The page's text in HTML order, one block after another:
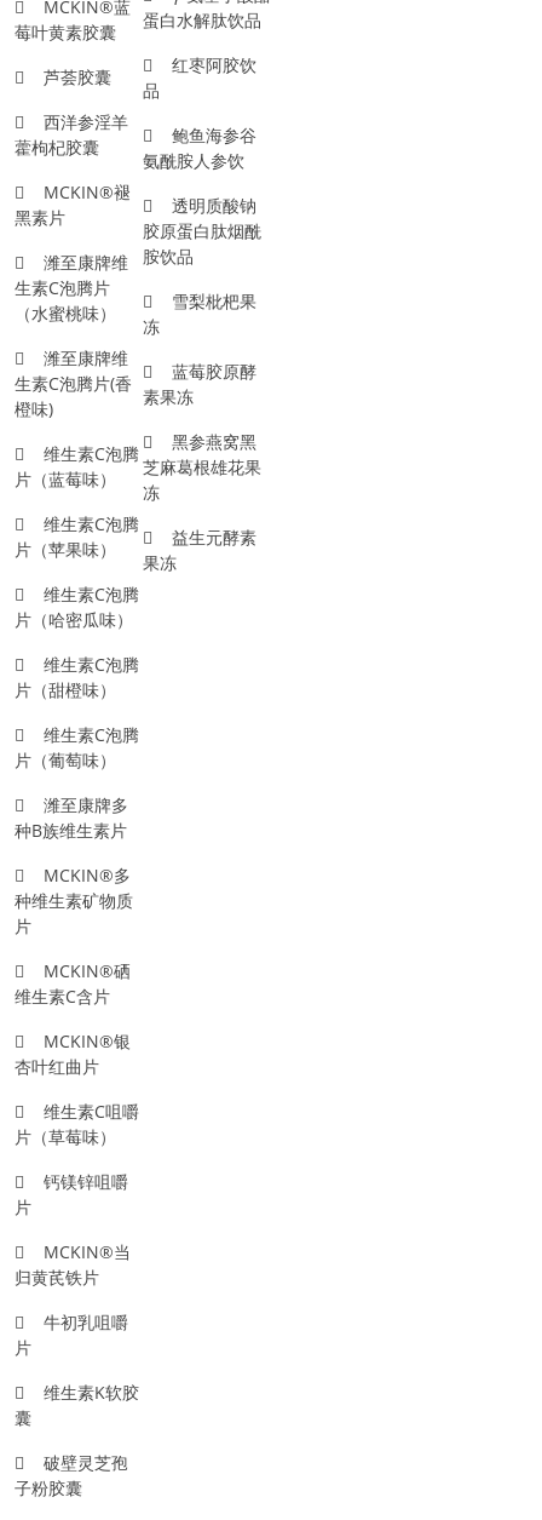
MCKIN®蓝
莓叶黄素胶囊
芦荟胶囊
西洋参淫羊
藿枸杞胶囊
MCKIN®褪
黑素片
潍至康牌维
生素C泡腾片
（水蜜桃味）
潍至康牌维
生素C泡腾片(香
橙味)
维生素C泡腾
片（蓝莓味）
维生素C泡腾
片（苹果味）
维生素C泡腾
片（哈密瓜味）
维生素C泡腾
片（甜橙味）
维生素C泡腾
片（葡萄味）
潍至康牌多
种B族维生素片
MCKIN®多
种维生素矿物质
片
MCKIN®硒
维生素C含片
MCKIN®银
杏叶红曲片
维生素C咀嚼
片（草莓味）
钙镁锌咀嚼
片
MCKIN®当
归黄芪铁片
牛初乳咀嚼
片
维生素K软胶
囊
破壁灵芝孢
子粉胶囊
蛋白水解肽饮品
红枣阿胶饮
品
鲍鱼海参谷
氨酰胺人参饮
透明质酸钠
胶原蛋白肽烟酰
胺饮品
雪梨枇杷果
冻
蓝莓胶原酵
素果冻
黑参燕窝黑
芝麻葛根雄花果
冻
益生元酵素
果冻